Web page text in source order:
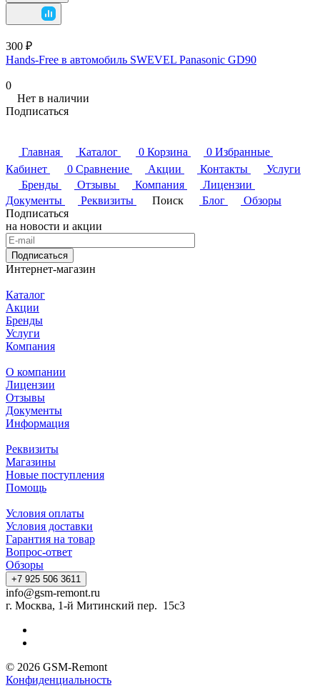
300 ₽
Hands-Free в автомобиль SWEVEL Panasonic GD90
0
Нет в наличии
Подписаться
Главная Каталог 0 Корзина 0 Избранные
Кабинет
0 Сравнение Акции Контакты
Услуги
Бренды
Отзывы Компания
Лицензии
Документы
Реквизиты Поиск Блог
Обзоры
Подписаться
на новости и акции
Подписаться
Интернет-магазин
Каталог
Акции
Бренды
Услуги
Компания
О компании
Лицензии
Отзывы
Документы
Информация
Реквизиты
Магазины
Новые поступления
Помощь
Условия оплаты
Условия доставки
Гарантия на товар
Вопрос-ответ
Обзоры
+7 925 506 3611
info@gsm-remont.ru
г. Москва, 1-й Митинский пер. 15с3
© 2026 GSM-Remont
Конфиденциальность